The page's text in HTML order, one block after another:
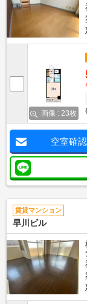
画像 : 23枚
空室確認
賃貸マンション
早川ビル